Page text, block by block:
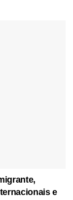
e